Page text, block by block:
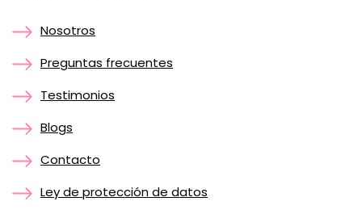
Nosotros
Preguntas frecuentes
Testimonios
Blogs
Contacto
Ley de protección de datos